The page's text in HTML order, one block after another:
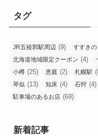
タグ
JR五稜郭駅周辺 (9) すすきの
北海道地域限定クーポン (4)
小樽 (25) 恵庭 (2) 札幌駅
琴似 (13) 知床 (4) 石狩 (4)
駐車場のあるお店 (69)
新着記事